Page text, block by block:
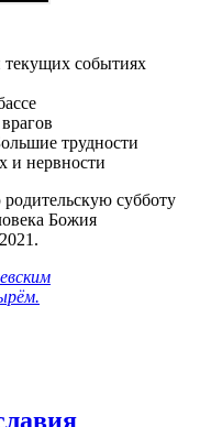
текущих событиях
трудности
и нервности
субботу
Божия